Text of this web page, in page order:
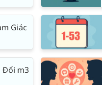
Giác
Đổi m3